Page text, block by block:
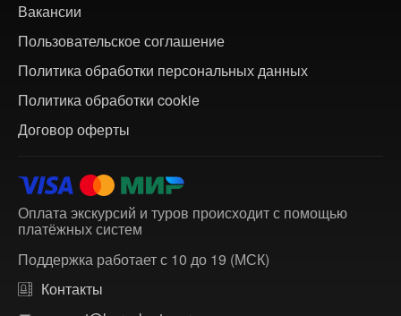
Вакансии
Пользовательское соглашение
Политика обработки персональных данных
Политика обработки cookie
Договор оферты
Оплата экскурсий и туров происходит с помощью
платёжных систем
Поддержка работает с 10 до 19 (МСК)
Контакты